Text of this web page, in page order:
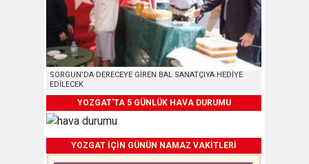
SORGUN’DA DERECEYE GİREN BAL SANATÇIYA HEDİYE
EDİLECEK
YOZGAT'TA 5 GÜNLÜK HAVA DURUMU
YOZGAT İÇİN GÜNÜN NAMAZ VAKİTLERİ